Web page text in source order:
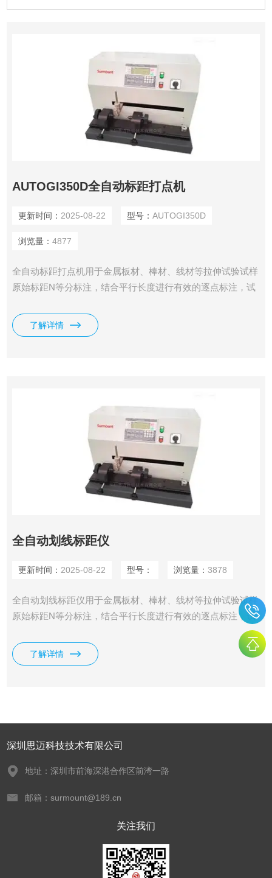
AUTOGI350D全自动标距打点机
更新时间： 2025-08-22 型号： AUTOGI350D
浏览量： 4877
全自动标距打点机用于金属板材、棒材、线材等拉伸试验试样
原始标距N等分标注，结合平行长度进行有效的逐点标注，试
了解详情
全自动划线标距仪
更新时间： 2025-08-22 型号： 浏览量： 3878
全自动划线标距仪用于金属板材、棒材、线材等拉伸试验试样
原始标距N等分标注，结合平行长度进行有效的逐点标注，试
了解详情
深圳思迈科技技术有限公司
地址：深圳市前海深港合作区前湾一路
邮箱：surmount@189.cn
关注我们